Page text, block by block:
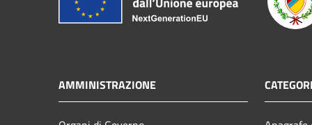
AMMINISTRAZIONE